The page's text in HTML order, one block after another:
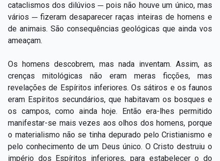
cataclismos dos dilúvios ─ pois não houve um único, mas
vários ─ fizeram desaparecer raças inteiras de homens e
de animais. São consequências geológicas que ainda vos
ameaçam.
Os homens descobrem, mas nada inventam. Assim, as
crenças mitológicas não eram meras ficções, mas
revelações de Espíritos inferiores. Os sátiros e os faunos
eram Espíritos secundários, que habitavam os bosques e
os campos, como ainda hoje. Então era-lhes permitido
manifestar-se mais vezes aos olhos dos homens, porque
o materialismo não se tinha depurado pelo Cristianismo e
pelo conhecimento de um Deus único. O Cristo destruiu o
império dos Espíritos inferiores, para estabelecer o do